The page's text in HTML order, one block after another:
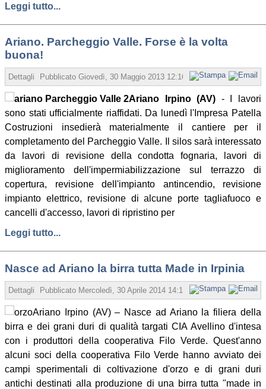
Leggi tutto...
Ariano. Parcheggio Valle. Forse è la volta
buona!
Dettagli Pubblicato Giovedì, 30 Maggio 2013 12:16 Scritto da Redazione
Ariano Irpino (AV) - I lavori
sono stati ufficialmente riaffidati. Da lunedì l'Impresa Patella
Costruzioni insedierà materialmente il cantiere per il
completamento del Parcheggio Valle. Il silos sarà interessato
da lavori di revisione della condotta fognaria, lavori di
miglioramento dell'impermiabilizzazione sul terrazzo di
copertura, revisione dell'impianto antincendio, revisione
impianto elettrico, revisione di alcune porte tagliafuoco e
cancelli d'accesso, lavori di ripristino per
Leggi tutto...
Nasce ad Ariano la birra tutta Made in Irpinia
Dettagli Pubblicato Mercoledì, 30 Aprile 2014 14:13 Scritto da Redazione
Ariano Irpino (AV) – Nasce ad Ariano la filiera della
birra e dei grani duri di qualità targati CIA Avellino d'intesa
con i produttori della cooperativa Filo Verde. Quest'anno
alcuni soci della cooperativa Filo Verde hanno avviato dei
campi sperimentali di coltivazione d'orzo e di grani duri
antichi destinati alla produzione di una birra tutta "made in